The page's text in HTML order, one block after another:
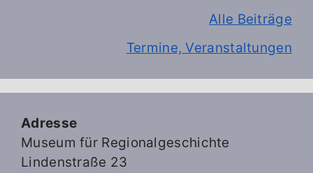
Alle Beiträge
Termine, Veranstaltungen
Adresse
Museum für Regionalgeschichte
Lindenstraße 23